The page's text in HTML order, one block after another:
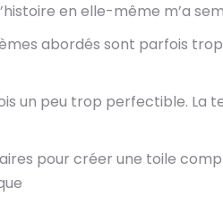
en elle-même m’a
abordés sont parfois
un peu trop perfectible. La
pour créer une toile